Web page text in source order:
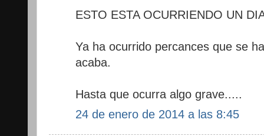
ESTO ESTA OCURRIENDO UN
Ya ha ocurrido percances que se
acaba.
Hasta que ocurra algo grave.....
24 de enero de 2014 a las 8:45